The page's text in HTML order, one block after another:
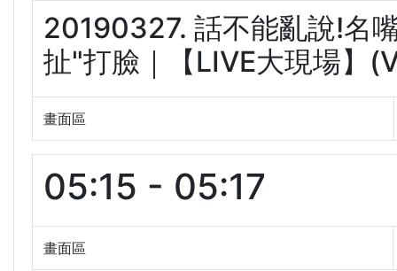
20190327. 話不能亂說!名
扯"打臉｜【LIVE大現場】
畫面區
05:15 - 05:17
畫面區